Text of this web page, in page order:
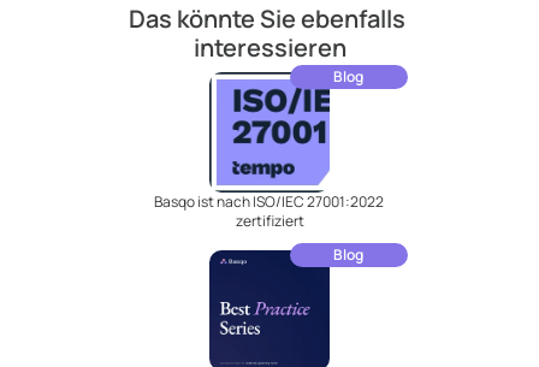
Das könnte Sie ebenfalls
interessieren
Blog
Basqo ist nach ISO/IEC 27001:2022
zertifiziert
Blog